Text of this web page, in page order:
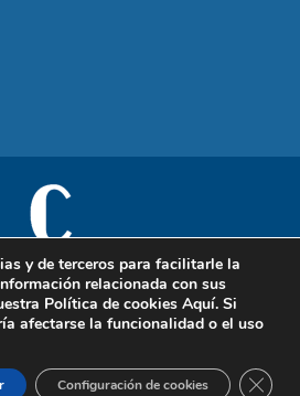
especialistas en cirugía plástica,
Todos los derechos reservados.
y de terceros para facilitarle la
relacionada con sus
Política de cookies Aquí. Si
afectarse la funcionalidad o el uso
Configuración de cookies